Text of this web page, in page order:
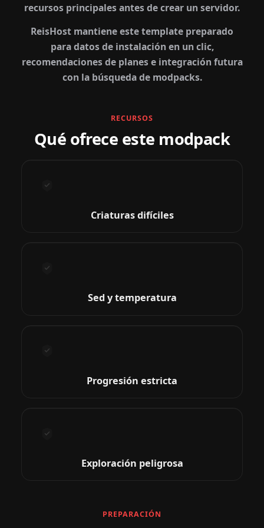
recursos principales antes de crear un servidor.
ReisHost mantiene este template preparado
para datos de instalación en un clic,
recomendaciones de planes e integración futura
con la búsqueda de modpacks.
RECURSOS
Qué ofrece este modpack
Criaturas difíciles
Sed y temperatura
Progresión estricta
Exploración peligrosa
PREPARACIÓN